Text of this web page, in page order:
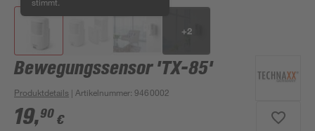
+2
Bewegungssensor 'TX-85'
Produktdetails | Artikelnummer:9460002
19,90 €